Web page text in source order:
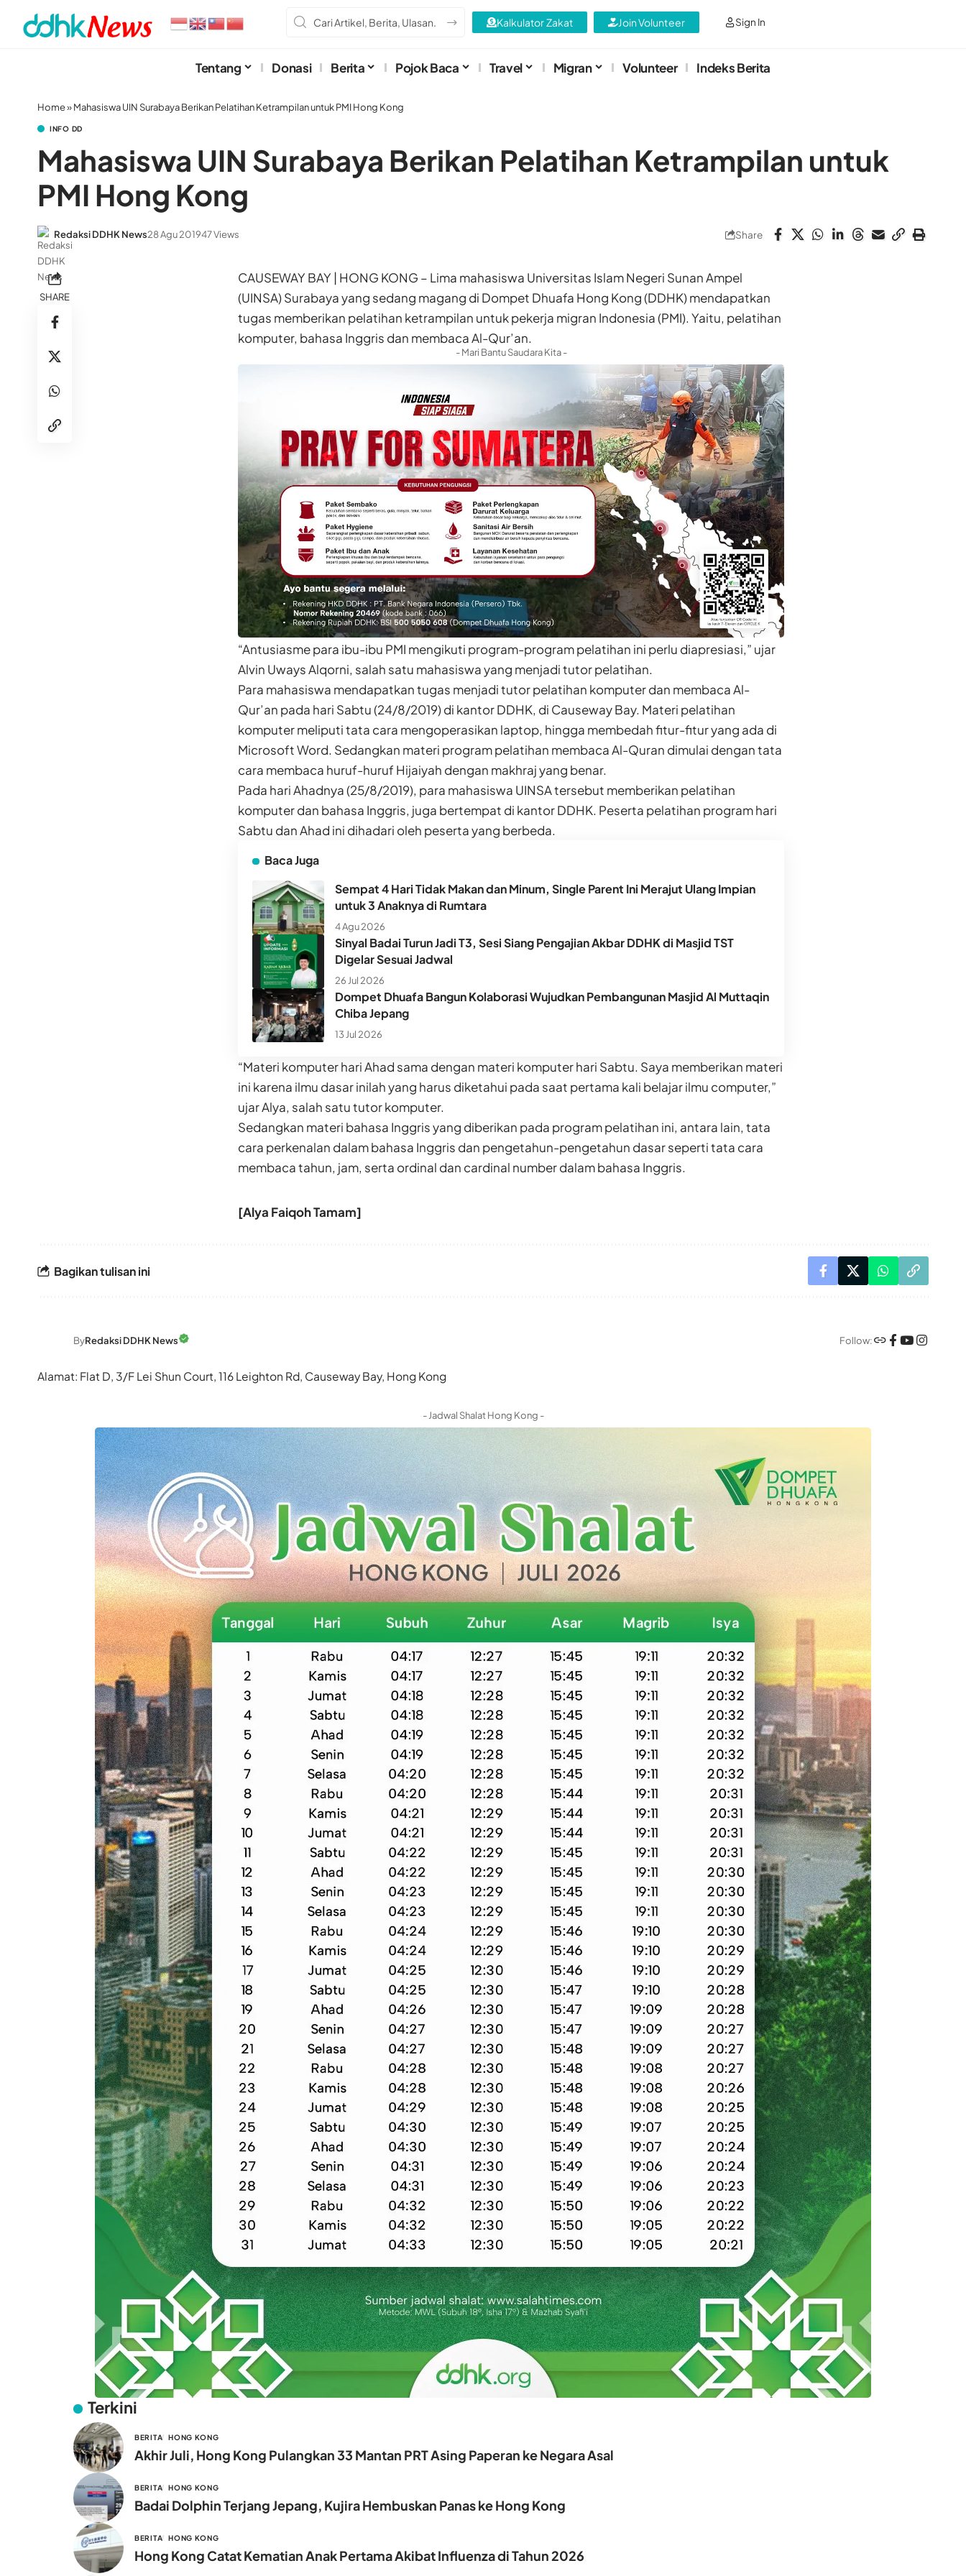
Sign In
Kalkulator Zakat Join Volunteer
Tentang Donasi Berita Pojok Baca Travel Migran Volunteer Indeks Berita
Home»Mahasiswa UIN Surabaya Berikan Pelatihan Ketrampilan untuk PMI Hong Kong
INFO DD
Mahasiswa UIN Surabaya Berikan Pelatihan Ketrampilan untuk
PMI Hong Kong
Redaksi DDHK News28 Agu 201947 Views Share
SHARE
CAUSEWAY BAY | HONG KONG – Lima mahasiswa Universitas Islam Negeri Sunan Ampel
(UINSA) Surabaya yang sedang magang di Dompet Dhuafa Hong Kong (DDHK) mendapatkan
tugas memberikan pelatihan ketrampilan untuk pekerja migran Indonesia (PMI). Yaitu, pelatihan
komputer, bahasa Inggris dan membaca Al-Qur’an.
- Mari Bantu Saudara Kita -
“Antusiasme para ibu-ibu PMI mengikuti program-program pelatihan ini perlu diapresiasi,” ujar
Alvin Uways Alqorni, salah satu mahasiswa yang menjadi tutor pelatihan.
Para mahasiswa mendapatkan tugas menjadi tutor pelatihan komputer dan membaca Al-
Qur’an pada hari Sabtu (24/8/2019) di kantor DDHK, di Causeway Bay. Materi pelatihan
komputer meliputi tata cara mengoperasikan laptop, hingga membedah fitur-fitur yang ada di
Microsoft Word. Sedangkan materi program pelatihan membaca Al-Quran dimulai dengan tata
cara membaca huruf-huruf Hijaiyah dengan makhraj yang benar.
Pada hari Ahadnya (25/8/2019), para mahasiswa UINSA tersebut memberikan pelatihan
komputer dan bahasa Inggris, juga bertempat di kantor DDHK. Peserta pelatihan program hari
Sabtu dan Ahad ini dihadari oleh peserta yang berbeda.
Baca Juga
Sempat 4 Hari Tidak Makan dan Minum, Single Parent Ini Merajut Ulang Impian
untuk 3 Anaknya di Rumtara
4 Agu 2026
Sinyal Badai Turun Jadi T3, Sesi Siang Pengajian Akbar DDHK di Masjid TST
Digelar Sesuai Jadwal
26 Jul 2026
Dompet Dhuafa Bangun Kolaborasi Wujudkan Pembangunan Masjid Al Muttaqin
Chiba Jepang
13 Jul 2026
“Materi komputer hari Ahad sama dengan materi komputer hari Sabtu. Saya memberikan materi
ini karena ilmu dasar inilah yang harus diketahui pada saat pertama kali belajar ilmu computer,”
ujar Alya, salah satu tutor komputer.
Sedangkan materi bahasa Inggris yang diberikan pada program pelatihan ini, antara lain, tata
cara perkenalan dalam bahasa Inggris dan pengetahun-pengetahun dasar seperti tata cara
membaca tahun, jam, serta ordinal dan cardinal number dalam bahasa Inggris.
[Alya Faiqoh Tamam]
Bagikan tulisan ini
ByRedaksi DDHK News Follow:
Alamat: Flat D, 3/F Lei Shun Court, 116 Leighton Rd, Causeway Bay, Hong Kong
- Jadwal Shalat Hong Kong -
Terkini
BERITA HONG KONG
Akhir Juli, Hong Kong Pulangkan 33 Mantan PRT Asing Paperan ke Negara Asal
BERITA HONG KONG
Badai Dolphin Terjang Jepang, Kujira Hembuskan Panas ke Hong Kong
BERITA HONG KONG
Hong Kong Catat Kematian Anak Pertama Akibat Influenza di Tahun 2026